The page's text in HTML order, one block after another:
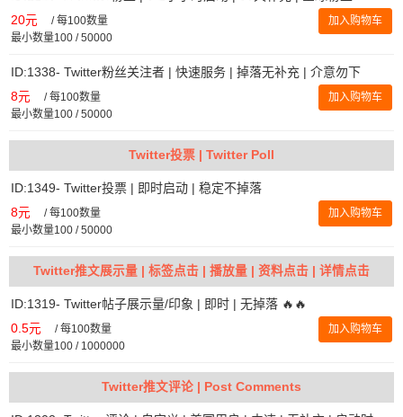
20元 /每100数量
最小数量100 / 50000
加入购物车
ID:1338- Twitter粉丝关注者 | 快速服务 | 掉落无补充 | 介意勿下
8元 /每100数量
最小数量100 / 50000
加入购物车
Twitter投票 | Twitter Poll
ID:1349- Twitter投票 | 即时启动 | 稳定不掉落
8元 /每100数量
最小数量100 / 50000
加入购物车
Twitter推文展示量 | 标签点击 | 播放量 | 资料点击 | 详情点击
ID:1319- Twitter帖子展示量/印象 | 即时 | 无掉落 🔥🔥
0.5元 /每100数量
最小数量100 / 1000000
加入购物车
Twitter推文评论 | Post Comments